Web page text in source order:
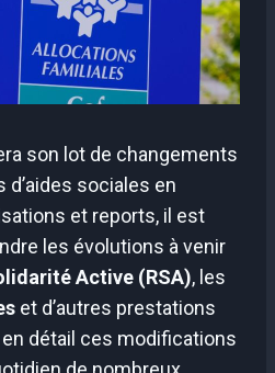
son lot de changements
sociales en
et reports, il est
les évolutions à venir
Active (RSA), les
et d’autres prestations
détail ces modifications